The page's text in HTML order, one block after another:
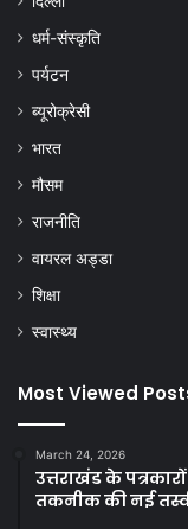
धर्म-संस्कृति
पर्यटन
ब्यूरोक्रेसी
भारत
मौसम
राजनीति
वायरल अड्डा
शिक्षा
स्वास्थ्य
Most Viewed
March 24, 2026
उत्तराखंड के
तकनीक की नई